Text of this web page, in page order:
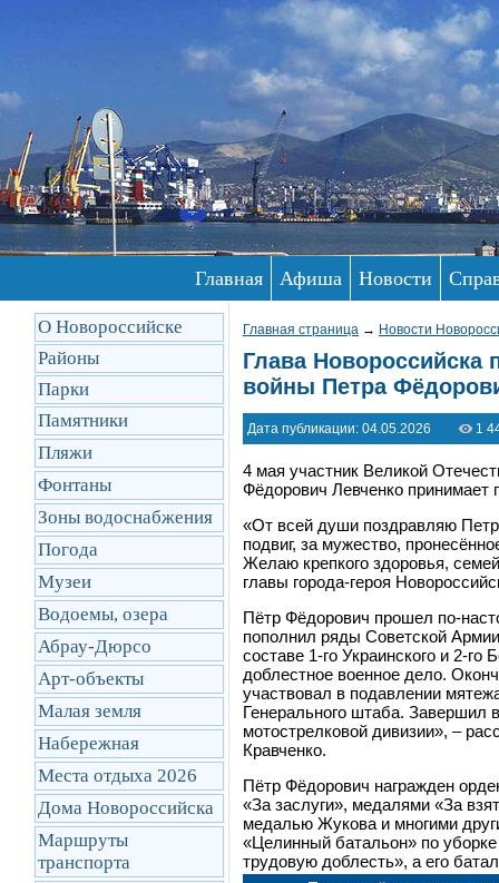
Главная Афиша Новости
О Новороссийске
Районы
Парки
Памятники
Пляжи
Фонтаны
Зоны водоснабжения
Погода
Музеи
Водоемы, озера
Абрау-Дюрсо
Арт-объекты
Малая земля
Набережная
Места отдыха 2026
Дома Новороссийска
Маршруты
транcпорта
Главная страница → Новости
Глава Новороссийска
войны Петра
Дата публикации: 04.05.2026 1
4 мая участник Великой
Фёдорович Левченко
«От всей души поздравляю
подвиг, за мужество,
Желаю крепкого здоровья,
главы города-героя
Пётр Фёдорович прошел по-
пополнил ряды Советской
составе 1-го Украинского и 2-
доблестное военное дело.
участвовал в подавлении
Генерального штаба. Завершил
мотострелковой дивизии», –
Кравченко.
Пётр Фёдорович награжден
«За заслуги», медалями «За
медалью Жукова и многими
«Целинный батальон» по
трудовую доблесть», а его